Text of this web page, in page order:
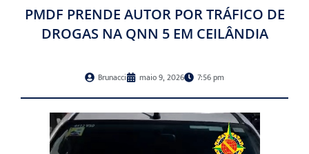
PMDF PRENDE AUTOR POR TRÁFICO DE
DROGAS NA QNN 5 EM CEILÂNDIA
Brunacci maio 9, 2026 7:56 pm